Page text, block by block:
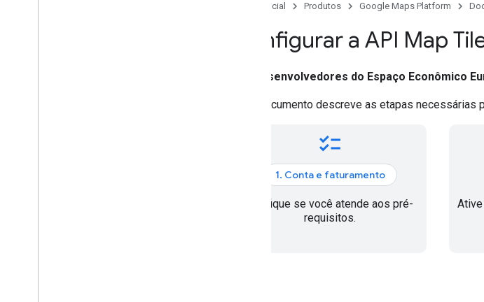
Página inicial Produtos Google Maps Platform
Configurar a API Map
Desenvolvedores do Espaço Econômico
Este documento descreve as etapas necessárias
checklist
1. Conta e faturamento
Verifique se você atende aos pré-
requisitos.